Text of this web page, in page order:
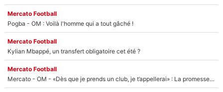
Mercato Football
Pogba - OM : Voilà l'homme qui a tout gâché !
Mercato Football
Kylian Mbappé, un transfert obligatoire cet été ?
Mercato Football
Mercato - OM - «Dès que je prends un club, je t’appellerai» : La promesse de Marcelino au moment de claquer la porte